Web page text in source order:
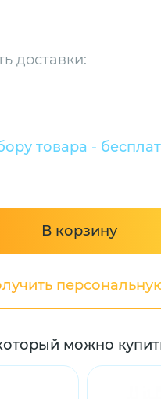
доставки:
товара -
В корзину
можно